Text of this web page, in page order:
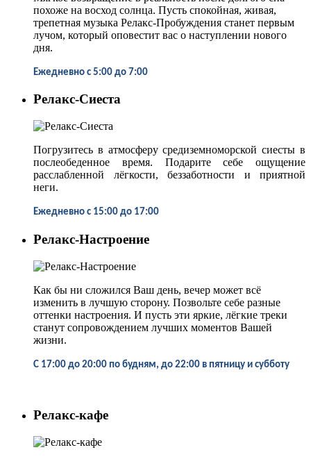
похоже на восход солнца. Пусть спокойная, живая,
трепетная музыка Релакс-Пробуждения станет первым
лучом, который оповестит вас о наступлении нового
дня.
Ежедневно с 5:00 до 7:00
Релакс-Сиеста
Погрузитесь в атмосферу средиземноморской сиесты в
послеобеденное время. Подарите себе ощущение
расслабленной лёгкости, беззаботности и приятной
неги.
Ежедневно с 15:00 до 17:00
Релакс-Настроение
Как бы ни сложился Ваш день, вечер может всё
изменить в лучшую сторону. Позвольте себе разные
оттенки настроения. И пусть эти яркие, лёгкие треки
станут сопровождением лучших моментов Вашей
жизни.
С 17:00 до 20:00 по будням, до 22:00 в пятницу и субботу
Релакс-кафе